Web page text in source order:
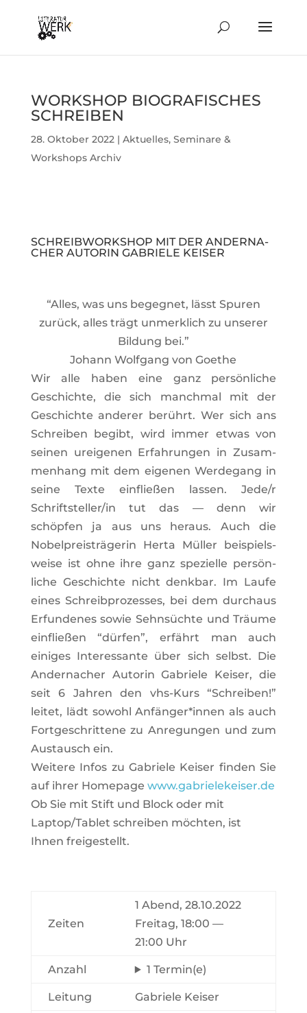
WORK­SHOP BIO­GRA­FI­SCHES
SCHREIBEN
28. Oktober 2022| Aktuelles, Seminare &
Workshops Archiv
SCHREIB­WORK­SHOP MIT DER ANDER­NA­
CHER AUTORIN GABRIELE KEISER
“Alles, was uns begegnet, lässt Spuren
zurück, alles trägt unmerk­lich zu unserer
Bil­dung bei.”
Johann Wolf­gang von Goethe
Wir alle haben eine ganz per­sön­liche
Geschichte, die sich manchmal mit der
Geschichte anderer berührt. Wer sich ans
Schreiben begibt, wird immer etwas von
seinen urei­genen Erfah­rungen in Zusam­
men­hang mit dem eigenen Wer­de­gang in
seine Texte ein­fließen lassen. Jede/r
Schriftsteller/in tut das — denn wir
schöpfen ja aus uns heraus. Auch die
Nobel­preis­trä­gerin Herta Müller bei­spiels­
weise ist ohne ihre ganz spe­zi­elle per­sön­
liche Geschichte nicht denkbar. Im Laufe
eines Schreib­pro­zesses, bei dem durchaus
Erfun­denes sowie Sehn­süchte und Träume
ein­fließen “dürfen”, erfährt man auch
einiges Inter­es­sante über sich selbst. Die
Ander­na­cher Autorin Gabriele Keiser, die
seit 6 Jahren den vhs-Kurs “Schreiben!”
leitet, lädt sowohl Anfänger*innen als auch
Fort­ge­schrit­tene zu Anre­gungen und zum
Aus­tausch ein.
Wei­tere Infos zu Gabriele Keiser finden Sie
auf ihrer Home­page www.gabrielekeiser.de
Ob Sie mit Stift und Block oder mit
Laptop/Tablet schreiben möchten, ist
Ihnen freigestellt.
Zeiten
1 Abend, 28.10.2022
Freitag, 18:00 —
21:00 Uhr
Anzahl 1 Termin(e)
Leitung Gabriele Keiser